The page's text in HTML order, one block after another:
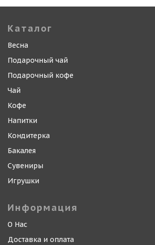
Каталог
Весна
Подарочный чай
Подарочный кофе
Чай
Кофе
Напитки
Кондитерка
Бакалея
Сувениры
Игрушки
Информация
О Нас
Доставка и оплата